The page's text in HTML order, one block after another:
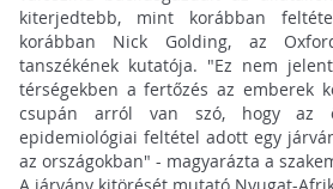
kiterjedtebb, mint korábban
korábban Nick Golding, az
tanszékének kutatója. "Ez nem
térségekben a fertőzés az emberek
csupán arról van szó, hogy az
epidemiológiai feltétel adott egy
az országokban" - magyarázta a